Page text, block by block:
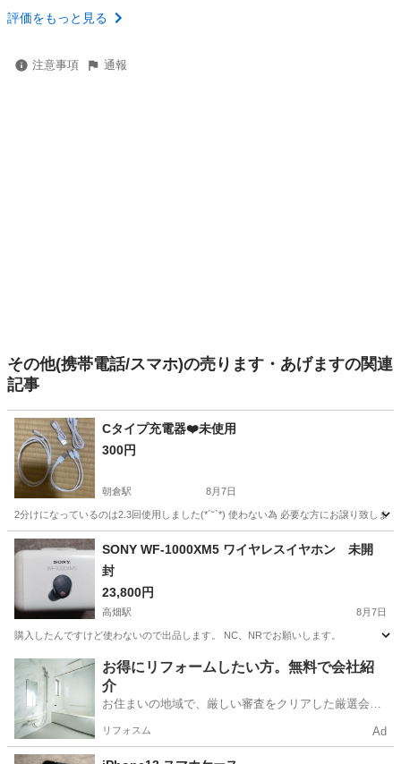
評価をもっと見る
注意事項 通報
その他(携帯電話/スマホ)の売ります・あげますの関連
記事
Cタイプ充電器❤️未使用
300円
朝倉駅 8月7日
2分けになっているのは2.3回使用しました(*´˘`*) 使わない為 必要な方にお譲り致しま
愛知 知多市
SONY WF-1000XM5 ワイヤレスイヤホン 未開
封
23,800円
高畑駅 8月7日
購入したんですけど使わないので出品します。 NC、NRでお願いします。
愛知 名古屋市 高畑駅 携帯アクセサリー
お得にリフォームしたい方。無料で会社紹
介
お住まいの地域で、厳しい審査をクリアした厳選会社
リフォスム Ad